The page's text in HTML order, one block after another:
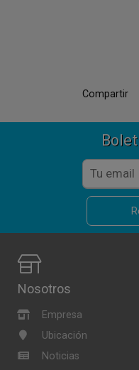
Compartir
Nosotros
Empresa
Ubicación
Noticias